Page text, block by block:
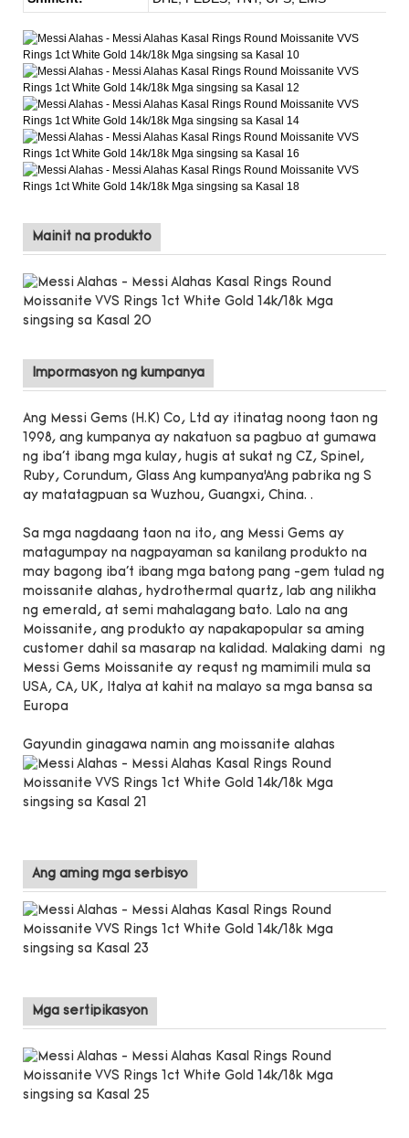
Mainit na produkto
Impormasyon ng kumpanya
Ang Messi Gems (H.K) Co, Ltd ay itinatag noong taon ng
1998, ang kumpanya ay nakatuon sa pagbuo at gumawa
ng iba't ibang mga kulay, hugis at sukat ng CZ, Spinel,
Ruby, Corundum, Glass Ang kumpanya’Ang pabrika ng S
ay matatagpuan sa Wuzhou, Guangxi, China. .
Sa mga nagdaang taon na ito, ang Messi Gems ay
matagumpay na nagpayaman sa kanilang produkto na
may bagong iba't ibang mga batong pang -gem tulad ng
moissanite alahas, hydrothermal quartz, lab ang nilikha
ng emerald, at semi mahalagang bato. Lalo na ang
Moissanite, ang produkto ay napakapopular sa aming
customer dahil sa masarap na kalidad. Malaking dami ng
Messi Gems Moissanite ay requst ng mamimili mula sa
USA, CA, UK, Italya at kahit na malayo sa mga bansa sa
Europa
Gayundin ginagawa namin ang moissanite alahas
Ang aming mga serbisyo
Mga sertipikasyon